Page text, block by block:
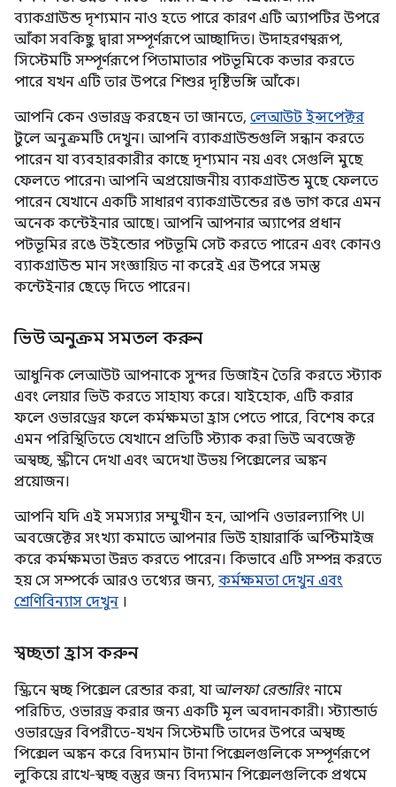
ব্যাকগ্রাউন্ড দৃশ্যমান নাও হতে পারে কারণ এটি অ্যাপটির উপরে
আঁকা সবকিছু দ্বারা সম্পূর্ণরূপে আচ্ছাদিত। উদাহরণস্বরূপ,
সিস্টেমটি সম্পূর্ণরূপে পিতামাতার পটভূমিকে কভার করতে
পারে যখন এটি তার উপরে শিশুর দৃষ্টিভঙ্গি আঁকে।
আপনি কেন ওভারড্র করছেন তা জানতে, লেআউট ইন্সপেক্টর
টুলে অনুক্রমটি দেখুন। আপনি ব্যাকগ্রাউন্ডগুলি সন্ধান করতে
পারেন যা ব্যবহারকারীর কাছে দৃশ্যমান নয় এবং সেগুলি মুছে
ফেলতে পারেন৷ আপনি অপ্রয়োজনীয় ব্যাকগ্রাউন্ড মুছে ফেলতে
পারেন যেখানে একটি সাধারণ ব্যাকগ্রাউন্ডের রঙ ভাগ করে এমন
অনেক কন্টেইনার আছে। আপনি আপনার অ্যাপের প্রধান
পটভূমির রঙে উইন্ডোর পটভূমি সেট করতে পারেন এবং কোনও
ব্যাকগ্রাউন্ড মান সংজ্ঞায়িত না করেই এর উপরে সমস্ত
কন্টেইনার ছেড়ে দিতে পারেন।
ভিউ অনুক্রম সমতল করুন
আধুনিক লেআউট আপনাকে সুন্দর ডিজাইন তৈরি করতে স্ট্যাক
এবং লেয়ার ভিউ করতে সাহায্য করে। যাইহোক, এটি করার
ফলে ওভারড্রের ফলে কর্মক্ষমতা হ্রাস পেতে পারে, বিশেষ করে
এমন পরিস্থিতিতে যেখানে প্রতিটি স্ট্যাক করা ভিউ অবজেক্ট
অস্বচ্ছ, স্ক্রীনে দেখা এবং অদেখা উভয় পিক্সেলের অঙ্কন
প্রয়োজন।
আপনি যদি এই সমস্যার সম্মুখীন হন, আপনি ওভারল্যাপিং UI
অবজেক্টের সংখ্যা কমাতে আপনার ভিউ হায়ারার্কি অপ্টিমাইজ
করে কর্মক্ষমতা উন্নত করতে পারেন। কিভাবে এটি সম্পন্ন করতে
হয় সে সম্পর্কে আরও তথ্যের জন্য, কর্মক্ষমতা দেখুন এবং
শ্রেণিবিন্যাস দেখুন ।
স্বচ্ছতা হ্রাস করুন
স্ক্রিনে স্বচ্ছ পিক্সেল রেন্ডার করা, যাআলফা রেন্ডারিং নামে
পরিচিত, ওভারড্র করার জন্য একটি মূল অবদানকারী। স্ট্যান্ডার্ড
ওভারড্রের বিপরীতে-যখন সিস্টেমটি তাদের উপরে অস্বচ্ছ
পিক্সেল অঙ্কন করে বিদ্যমান টানা পিক্সেলগুলিকে সম্পূর্ণরূপে
লুকিয়ে রাখে-স্বচ্ছ বস্তুর জন্য বিদ্যমান পিক্সেলগুলিকে প্রথমে